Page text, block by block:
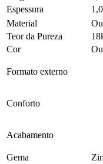
Espessura
Material
Teor da Pureza
Cor
Formato externo
Conforto
Acabamento
Gema